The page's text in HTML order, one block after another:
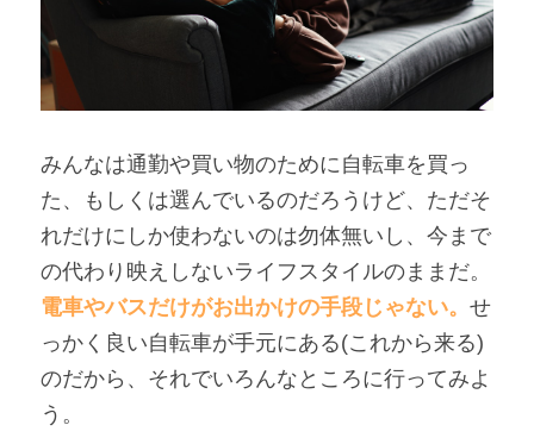
みんなは通勤や買い物のために自転車を買っ
た、もしくは選んでいるのだろうけど、ただそ
れだけにしか使わないのは勿体無いし、今まで
の代わり映えしないライフスタイルのままだ。
電車やバスだけがお出かけの手段じゃない。 せ
っかく良い自転車が手元にある(これから来る)
のだから、それでいろんなところに行ってみよ
う。